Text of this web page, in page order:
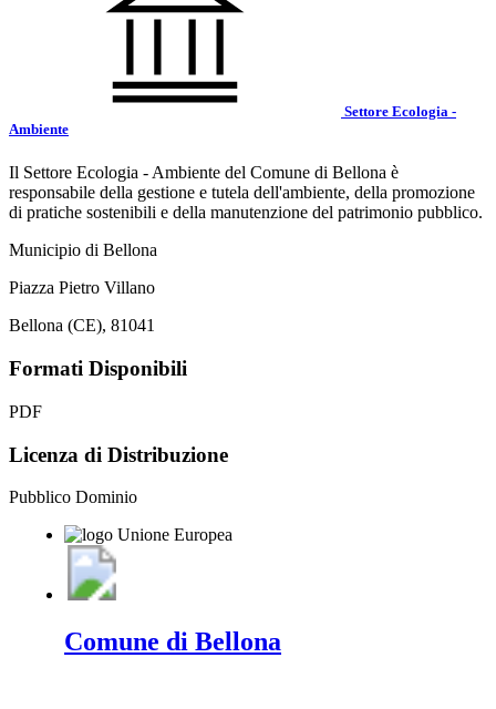
Settore Ecologia -
Ambiente
Il Settore Ecologia - Ambiente del Comune di Bellona è
responsabile della gestione e tutela dell'ambiente, della promozione
di pratiche sostenibili e della manutenzione del patrimonio pubblico.
Municipio di Bellona
Piazza Pietro Villano
Bellona (CE), 81041
Formati Disponibili
PDF
Licenza di Distribuzione
Pubblico Dominio
Comune di Bellona